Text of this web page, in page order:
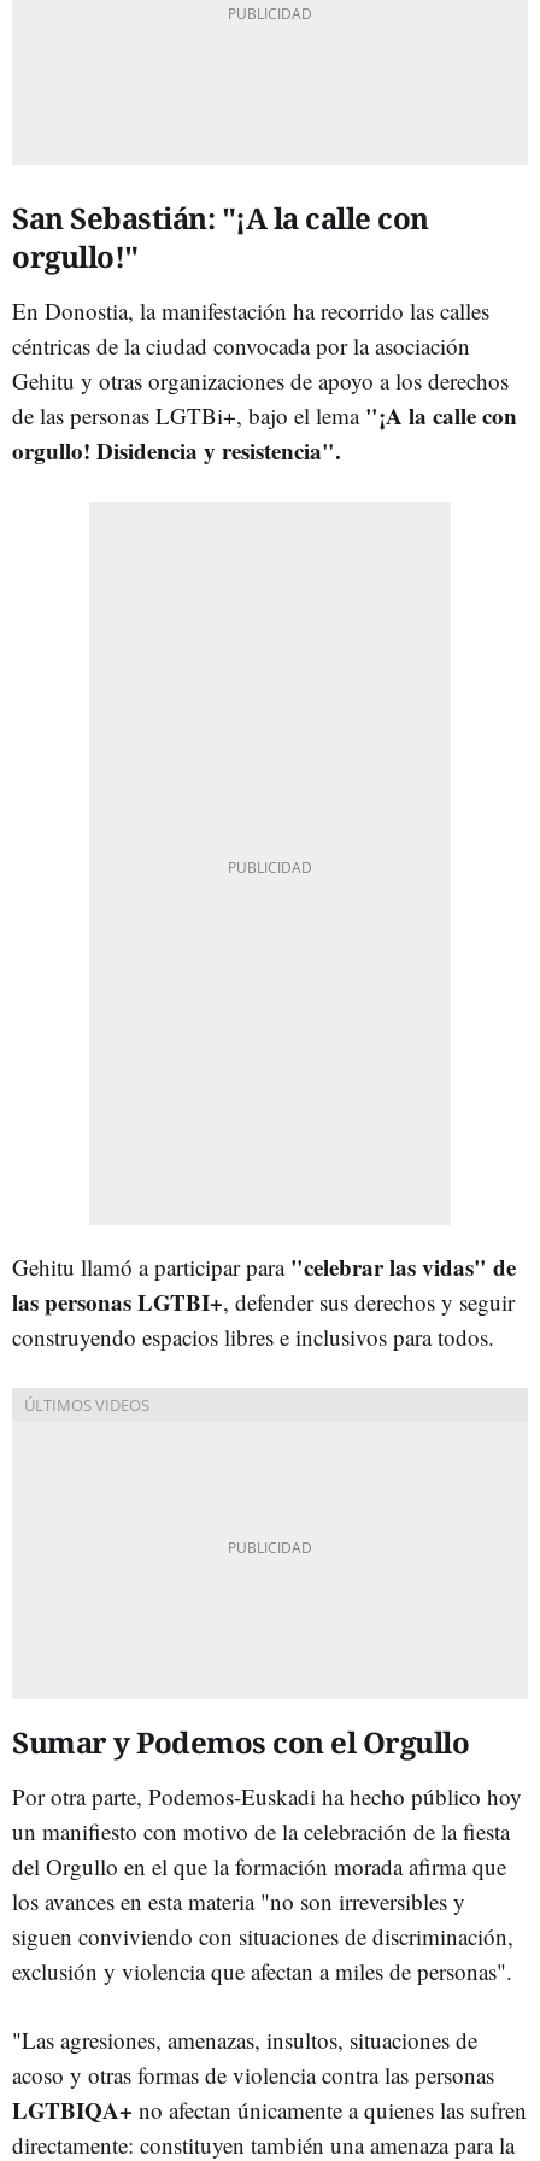
San Sebastián: "¡A la calle con
orgullo!"
En Donostia, la manifestación ha recorrido las calles
céntricas de la ciudad convocada por la asociación
Gehitu y otras organizaciones de apoyo a los derechos
de las personas LGTBi+, bajo el lema "¡A la calle con
orgullo! Disidencia y resistencia".
Gehitu llamó a participar para "celebrar las vidas" de
las personas LGTBI+, defender sus derechos y seguir
construyendo espacios libres e inclusivos para todos.
Sumar y Podemos con el Orgullo
Por otra parte, Podemos-Euskadi ha hecho público hoy
un manifiesto con motivo de la celebración de la fiesta
del Orgullo en el que la formación morada afirma que
los avances en esta materia "no son irreversibles y
siguen conviviendo con situaciones de discriminación,
exclusión y violencia que afectan a miles de personas".
"Las agresiones, amenazas, insultos, situaciones de
acoso y otras formas de violencia contra las personas
LGTBIQA+ no afectan únicamente a quienes las sufren
directamente: constituyen también una amenaza para la